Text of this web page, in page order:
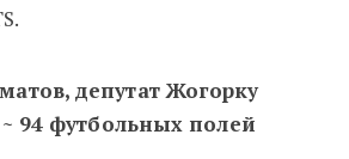
депутат Жогорку
94 футбольных полей